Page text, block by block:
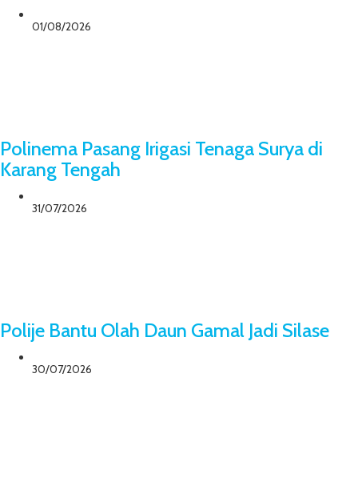
01/08/2026
Polinema Pasang Irigasi Tenaga Surya di
Karang Tengah
31/07/2026
Polije Bantu Olah Daun Gamal Jadi Silase
30/07/2026